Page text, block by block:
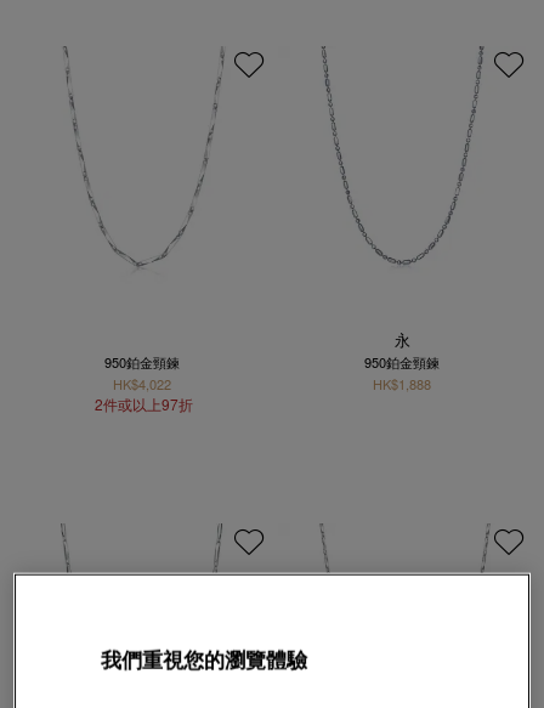
950鉑金頸鍊
HK$4,022
2件或以上97折
永
950鉑金頸鍊
HK$1,888
我們重視您的瀏覽體驗